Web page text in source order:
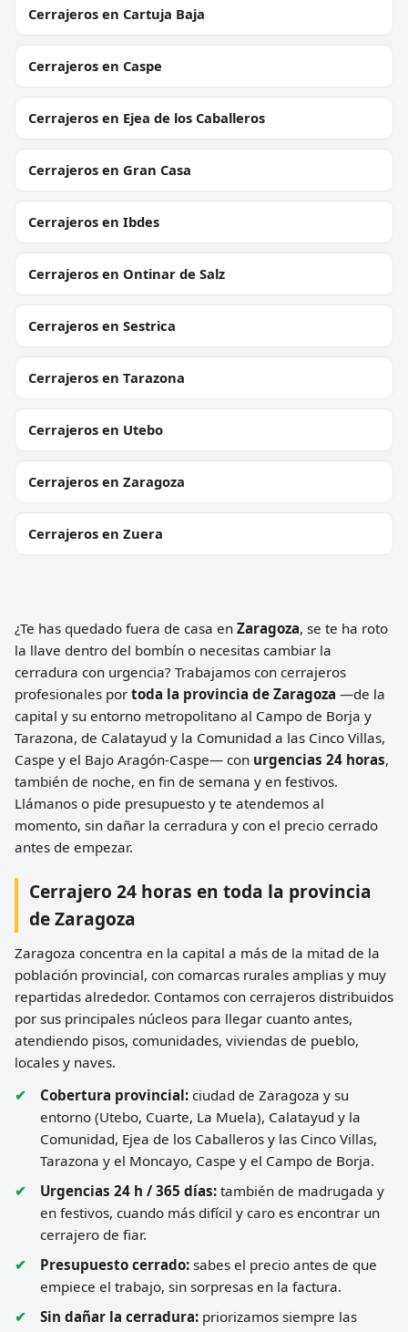
Cerrajeros en Cartuja Baja
Cerrajeros en Caspe
Cerrajeros en Ejea de los Caballeros
Cerrajeros en Gran Casa
Cerrajeros en Ibdes
Cerrajeros en Ontinar de Salz
Cerrajeros en Sestrica
Cerrajeros en Tarazona
Cerrajeros en Utebo
Cerrajeros en Zaragoza
Cerrajeros en Zuera
¿Te has quedado fuera de casa en Zaragoza, se te ha roto
la llave dentro del bombín o necesitas cambiar la
cerradura con urgencia? Trabajamos con cerrajeros
profesionales por toda la provincia de Zaragoza —de la
capital y su entorno metropolitano al Campo de Borja y
Tarazona, de Calatayud y la Comunidad a las Cinco Villas,
Caspe y el Bajo Aragón-Caspe— con urgencias 24 horas,
también de noche, en fin de semana y en festivos.
Llámanos o pide presupuesto y te atendemos al
momento, sin dañar la cerradura y con el precio cerrado
antes de empezar.
Cerrajero 24 horas en toda la provincia
de Zaragoza
Zaragoza concentra en la capital a más de la mitad de la
población provincial, con comarcas rurales amplias y muy
repartidas alrededor. Contamos con cerrajeros distribuidos
por sus principales núcleos para llegar cuanto antes,
atendiendo pisos, comunidades, viviendas de pueblo,
locales y naves.
Cobertura provincial: ciudad de Zaragoza y su
entorno (Utebo, Cuarte, La Muela), Calatayud y la
Comunidad, Ejea de los Caballeros y las Cinco Villas,
Tarazona y el Moncayo, Caspe y el Campo de Borja.
Urgencias 24 h / 365 días: también de madrugada y
en festivos, cuando más difícil y caro es encontrar un
cerrajero de fiar.
Presupuesto cerrado: sabes el precio antes de que
empiece el trabajo, sin sorpresas en la factura.
Sin dañar la cerradura: priorizamos siempre las